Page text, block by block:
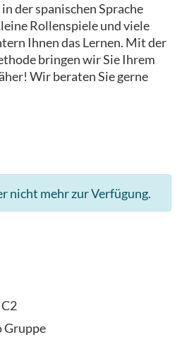
der spanischen Sprache
Rollenspiele und viele
Ihnen das Lernen. Mit der
bringen wir Sie Ihrem
Wir beraten Sie gerne
nicht mehr zur Verfügung.
Gruppe